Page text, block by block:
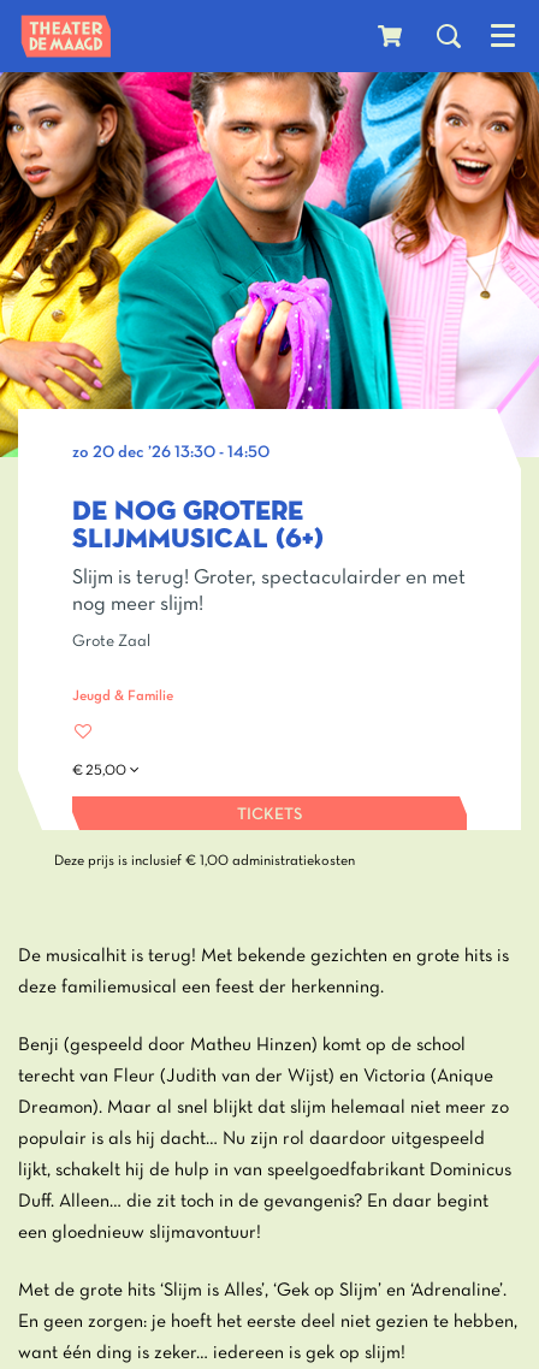
Menu
DE NOG GROTERE
SLIJMMUSICAL (6+)
Slijm is terug! Groter, spectaculairder en met
nog meer slijm!
zo 20 dec ’26 13:30 - 14:50
Grote Zaal
Jeugd & Familie
€ 25,00
TICKETS
Deze prijs is inclusief € 1,00 administratiekosten
De musicalhit is terug! Met bekende gezichten en grote hits is
deze familiemusical een feest der herkenning.
Benji (gespeeld door Matheu Hinzen) komt op de school
terecht van Fleur (Judith van der Wijst) en Victoria (Anique
Dreamon). Maar al snel blijkt dat slijm helemaal niet meer zo
populair is als hij dacht… Nu zijn rol daardoor uitgespeeld
lijkt, schakelt hij de hulp in van speelgoedfabrikant Dominicus
Duff. Alleen… die zit toch in de gevangenis? En daar begint
een gloednieuw slijmavontuur!
Met de grote hits ‘Slijm is Alles’, ‘Gek op Slijm’ en ‘Adrenaline’.
En geen zorgen: je hoeft het eerste deel niet gezien te hebben,
want één ding is zeker… iedereen is gek op slijm!